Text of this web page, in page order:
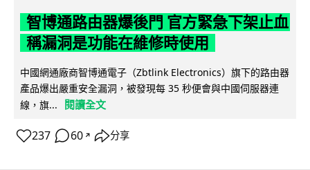
智博通路由器爆後門 官方緊急下架止血
稱漏洞是功能在維修時使用
中國網通廠商智博通電子（Zbtlink Electronics）旗下的路由器
產品爆出嚴重安全漏洞，被發現每 35 秒便會與中國伺服器連
線，旗...
閱讀全文
237 60 ↗ 分享